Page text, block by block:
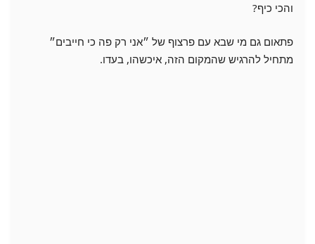
והכי כיף?
פתאום גם מי שבא עם פרצוף של ״אני רק פה כי חייבים״
מתחיל להרגיש שהמקום הזה, איכשהו, בעדו.